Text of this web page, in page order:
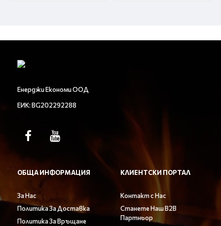
Енерджи Економи ООД
ЕИК: BG202292288
ОБЩА ИНФОРМАЦИЯ
За Нас
Политика За Доставка
Политика За Връщане
КЛИЕНТСКИ ПОРТАЛ
Контакт с Нас
Станете Наш B2B
Партньор